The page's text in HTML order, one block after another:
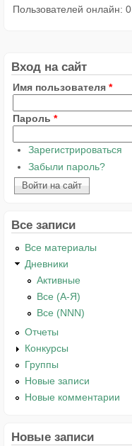
Пользователей онлайн: 0.
Вход на сайт
Имя пользователя *
Пароль *
Зарегистрироваться
Забыли пароль?
Все записи
Все материалы
Дневники
Активные
Все (А-Я)
Все (NNN)
Отчеты
Конкурсы
Группы
Новые записи
Новые комментарии
Новые записи